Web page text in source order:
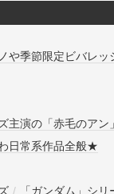
や季節限定ビバレッ
主演の「赤毛のアン
日常系作品全般★
/
「ガンダム」シリ